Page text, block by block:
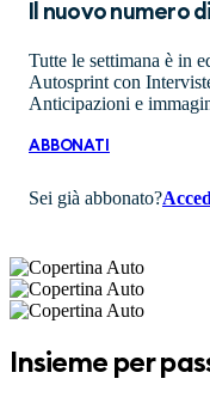
Il nuovo numero di
Tutte le settimana è in
Autosprint con
Anticipazioni e
ABBONATI
Sei già abbonato?
Insieme per